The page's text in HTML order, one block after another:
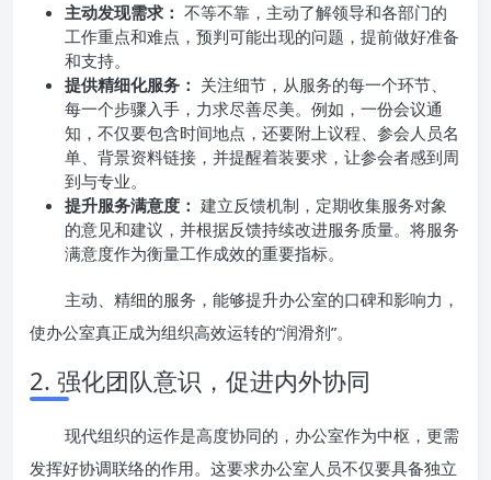
主动发现需求： 不等不靠，主动了解领导和各部门的
工作重点和难点，预判可能出现的问题，提前做好准备
和支持。
提供精细化服务： 关注细节，从服务的每一个环节、
每一个步骤入手，力求尽善尽美。例如，一份会议通
知，不仅要包含时间地点，还要附上议程、参会人员名
单、背景资料链接，并提醒着装要求，让参会者感到周
到与专业。
提升服务满意度： 建立反馈机制，定期收集服务对象
的意见和建议，并根据反馈持续改进服务质量。将服务
满意度作为衡量工作成效的重要指标。
主动、精细的服务，能够提升办公室的口碑和影响力，
使办公室真正成为组织高效运转的“润滑剂”。
2. 强化团队意识，促进内外协同
现代组织的运作是高度协同的，办公室作为中枢，更需
发挥好协调联络的作用。这要求办公室人员不仅要具备独立